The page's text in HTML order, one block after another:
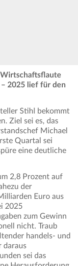
2025 lief für den
Stihl bekommt
Ziel sei es, das
Michael
Quartal sei
eine deutliche
2,8 Prozent auf
der
Euro aus
2025
zum Gewinn
nicht. Traub
handels- und
daraus
sei das